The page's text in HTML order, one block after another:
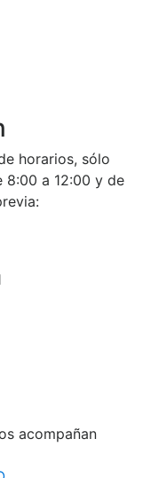
horarios, sólo
8:00 a 12:00 y de
acompañan